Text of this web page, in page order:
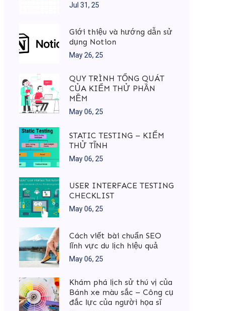
Jul 31, 25
Giới thiệu và hướng dẫn sử
dụng Notion
May 26, 25
QUY TRÌNH TỔNG QUÁT
CỦA KIỂM THỬ PHẦN
MỀM
May 06, 25
STATIC TESTING – KIỂM
THỬ TĨNH
May 06, 25
USER INTERFACE TESTING
CHECKLIST
May 06, 25
Cách viết bài chuẩn SEO
lĩnh vực du lịch hiệu quả
May 06, 25
Khám phá lịch sử thú vị của
Bánh xe màu sắc – Công cụ
đắc lực của người họa sĩ